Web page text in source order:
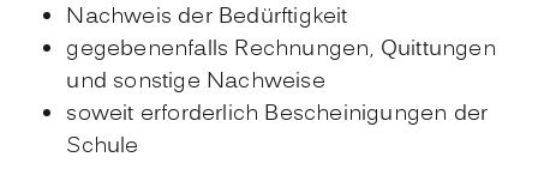
Nachweis der Bedürftigkeit
gegebenenfalls Rechnungen, Quittungen
und sonstige Nachweise
soweit erforderlich Bescheinigungen der
Schule